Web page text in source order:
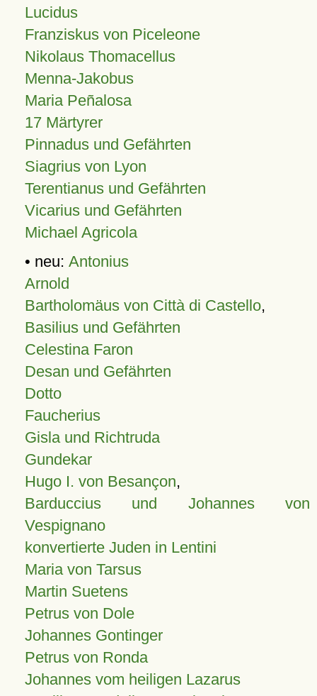
Lucidus
Franziskus von Piceleone
Nikolaus Thomacellus
Menna-Jakobus
Maria Peñalosa
17 Märtyrer
Pinnadus und Gefährten
Siagrius von Lyon
Terentianus und Gefährten
Vicarius und Gefährten
Michael Agricola
• neu: Antonius
Arnold
Bartholomäus von Città di Castello,
Basilius und Gefährten
Celestina Faron
Desan und Gefährten
Dotto
Faucherius
Gisla und Richtruda
Gundekar
Hugo I. von Besançon,
Barduccius und Johannes von
Vespignano
konvertierte Juden in Lentini
Maria von Tarsus
Martin Suetens
Petrus von Dole
Johannes Gontinger
Petrus von Ronda
Johannes vom heiligen Lazarus